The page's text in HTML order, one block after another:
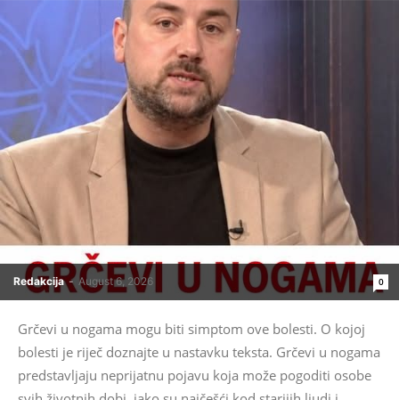
Redakcija - August 6, 2026 0
Grčevi u nogama mogu biti simptom ove bolesti. O kojoj
bolesti je riječ doznajte u nastavku teksta. Grčevi u nogama
predstavljaju neprijatnu pojavu koja može pogoditi osobe